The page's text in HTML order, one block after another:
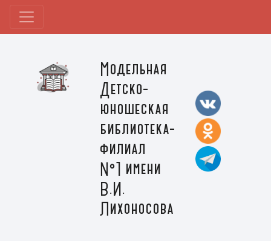
Модельная
Детско-
юношеская
библиотека-
филиал
№1 имени
В.И.
Лихоносова